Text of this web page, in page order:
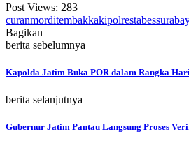
Post Views: 283
curanmorditembakkakipolrestabes
Bagikan
berita sebelumnya
Kapolda Jatim Buka POR dalam Rangka
berita selanjutnya
Gubernur Jatim Pantau Langsung Proses